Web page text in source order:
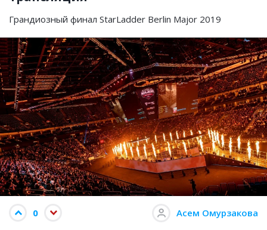
Грандиозный финал StarLadder Berlin Major 2019
0 Асем Омурзакова